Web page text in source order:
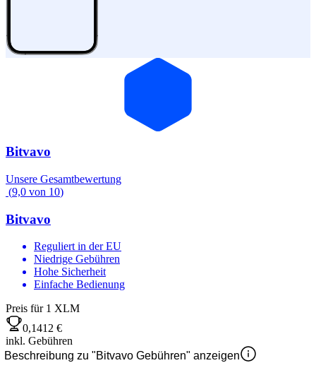
Bitvavo
Unsere Gesamtbewertung
(9,0 von 10)
Bitvavo
Reguliert in der EU
Niedrige Gebühren
Hohe Sicherheit
Einfache Bedienung
Preis für 1 XLM
0,1412 €
inkl. Gebühren
Beschreibung zu "Bitvavo Gebühren" anzeigen